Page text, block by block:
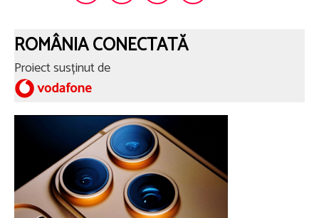
ROMÂNIA CONECTATĂ
Proiect susținut de